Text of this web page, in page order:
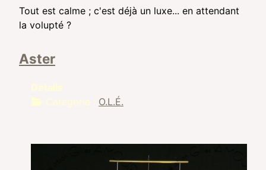
Tout est calme ; c'est déjà un luxe... en attendant
la volupté ?
Aster
Détails
Catégorie : O.L.É.